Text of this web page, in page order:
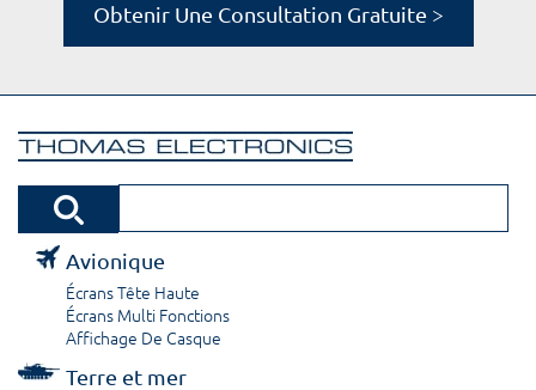
Obtenir Une Consultation Gratuite >
Avionique
Écrans Tête Haute
Écrans Multi Fonctions
Affichage De Casque
Terre et mer